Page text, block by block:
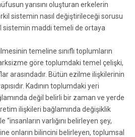
yarısını oluşturan erkelerin
sistemin nasıl değiştirileceği sorusu
sistemin maddi temeli de ortaya
temeline sınıflı toplumların
göre toplumdaki temel çelişki,
arasındadır. Bütün ezilme ilişkilerinin
Kadının toplumdaki yeri
değil belirli bir zaman ve yerde
ilişkileri bağlamında değişiklik
“insanların varlığını belirleyen şey,
onların bilincini belirleyen, toplumsal